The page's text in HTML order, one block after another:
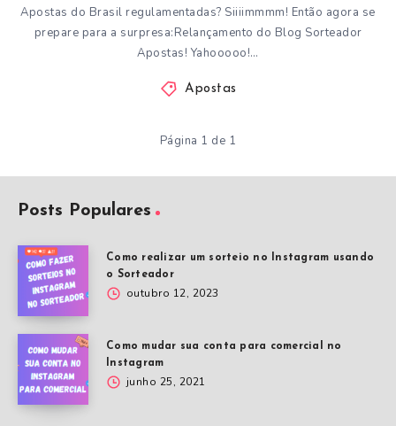
Apostas do Brasil regulamentadas? Siiiimmmm! Então agora se
prepare para a surpresa:Relançamento do Blog Sorteador
Apostas! Yahooooo!…
Apostas
Página 1 de 1
Posts Populares
Como realizar um sorteio no Instagram usando
o Sorteador
outubro 12, 2023
Como mudar sua conta para comercial no
Instagram
junho 25, 2021